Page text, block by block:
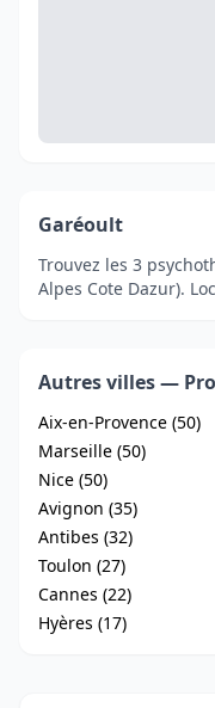
Garéoult
Trouvez les 3
Alpes Cote Dazur).
Autres villes —
Aix-en-Provence (50)
Marseille (50)
Nice (50)
Avignon (35)
Antibes (32)
Toulon (27)
Cannes (22)
Hyères (17)